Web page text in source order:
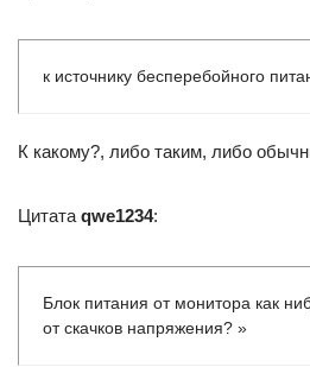
к источнику бесперебойного
К какому?, либо таким, либо
Цитата qwe1234:
Блок питания от монитора как
от скачков напряжения? »